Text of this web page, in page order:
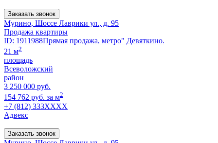
Заказать звонок
Мурино, Шоссе Лаврики ул., д. 95
Продажа квартиры
ID: 1911988Прямая продажа, метро" Девяткино.
21 м2
площадь
Всеволожский
район
3 250 000 руб.
154 762 руб. за м2
+7 (812) 333XXXX
Адвекс
Заказать звонок